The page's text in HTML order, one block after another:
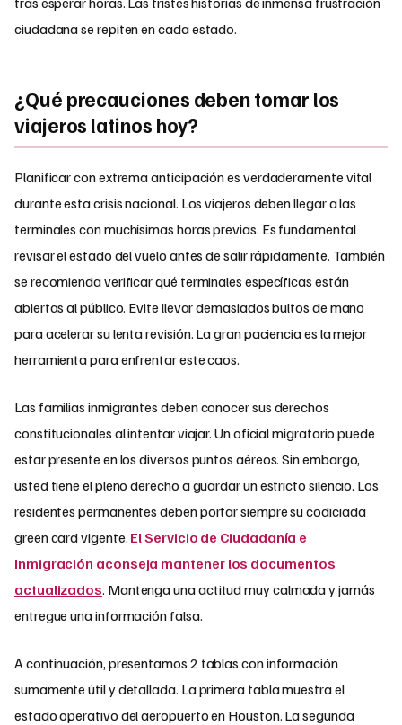
ciudadana se repiten en cada estado.
¿Qué precauciones deben tomar los
viajeros latinos hoy?
Planificar con extrema anticipación es verdaderamente vital
durante esta crisis nacional. Los viajeros deben llegar a las
terminales con muchísimas horas previas. Es fundamental
revisar el estado del vuelo antes de salir rápidamente. También
se recomienda verificar qué terminales específicas están
abiertas al público. Evite llevar demasiados bultos de mano
para acelerar su lenta revisión. La gran paciencia es la mejor
herramienta para enfrentar este caos.
Las familias inmigrantes deben conocer sus derechos
constitucionales al intentar viajar. Un oficial migratorio puede
estar presente en los diversos puntos aéreos. Sin embargo,
usted tiene el pleno derecho a guardar un estricto silencio. Los
residentes permanentes deben portar siempre su codiciada
green card vigente. El Servicio de Ciudadanía e
Inmigración aconseja mantener los documentos
actualizados. Mantenga una actitud muy calmada y jamás
entregue una información falsa.
A continuación, presentamos 2 tablas con información
sumamente útil y detallada. La primera tabla muestra el
estado operativo del aeropuerto en Houston. La segunda